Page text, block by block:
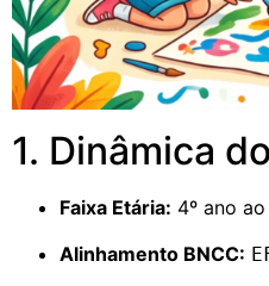
1. Dinâmica
Faixa Etária: 4º ano
Alinhamento BNCC: